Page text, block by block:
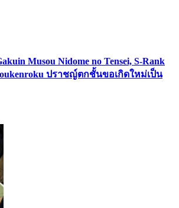
Musou Nidome no Tensei, S-Rank
ปราชญ์ตกชั้นขอเกิดใหม่เป็น